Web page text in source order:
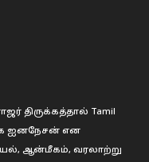
திருக்கத்தால் Tamil
ஐனநேசன் என
ஆன்மீகம், வரலாற்று